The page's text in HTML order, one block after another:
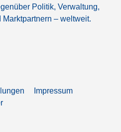
Politik, Verwaltung,
– weltweit.
Impressum